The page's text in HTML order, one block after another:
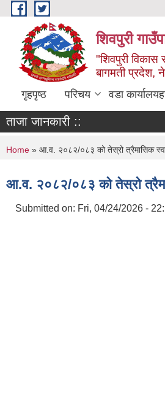
Skip to main content
शिवपुरी
"शिवपुरी विकास
बागमती प्रदेश,
गृहपृष्ठ परिचय वडा
ताजा जानकारी ::
You are here
Home » आ.व. २०८२/०८३ को तेस्रो त्रैमासिक
आ.व. २०८२/०८३ को तेस्रो
Submitted on: Fri, 04/24/2026 -